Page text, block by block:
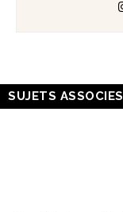
SUJETS ASSOCIES